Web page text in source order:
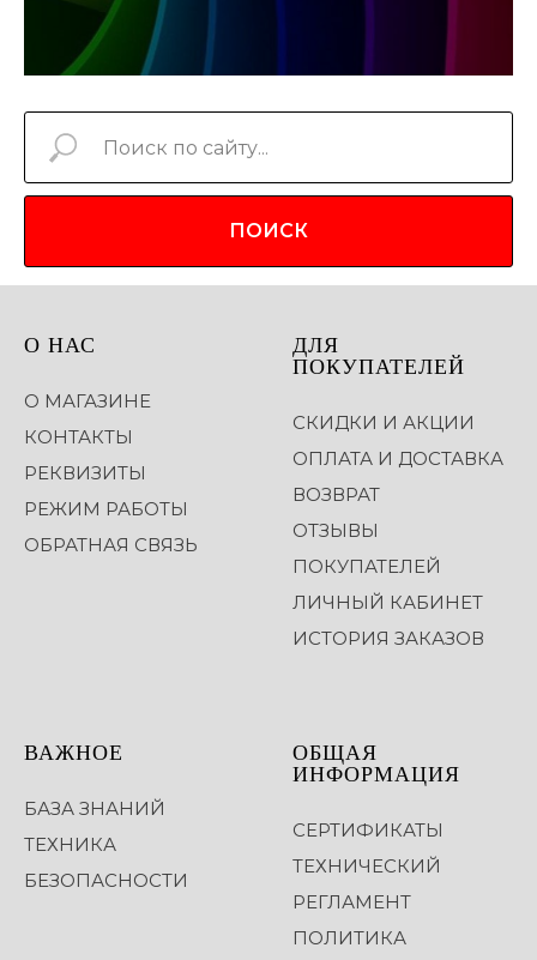
ПОИСК
О НАС
О МАГАЗИНЕ
КОНТАКТЫ
РЕКВИЗИТЫ
РЕЖИМ РАБОТЫ
ОБРАТНАЯ СВЯЗЬ
ДЛЯ
ПОКУПАТЕЛЕЙ
СКИДКИ И АКЦИИ
ОПЛАТА И ДОСТАВКА
ВОЗВРАТ
ОТЗЫВЫ
ПОКУПАТЕЛЕЙ
ЛИЧНЫЙ КАБИНЕТ
ИСТОРИЯ ЗАКАЗОВ
ВАЖНОЕ
БАЗА ЗНАНИЙ
ТЕХНИКА
БЕЗОПАСНОСТИ
ОБЩАЯ
ИНФОРМАЦИЯ
СЕРТИФИКАТЫ
ТЕХНИЧЕСКИЙ
РЕГЛАМЕНТ
ПОЛИТИКА